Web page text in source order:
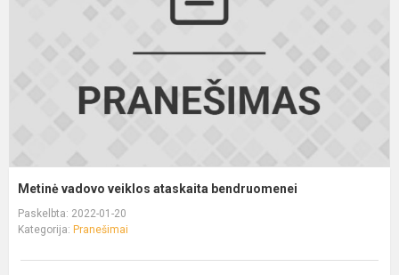
Metinė vadovo veiklos ataskaita bendruomenei
Paskelbta: 2022-01-20
Kategorija: Pranešimai